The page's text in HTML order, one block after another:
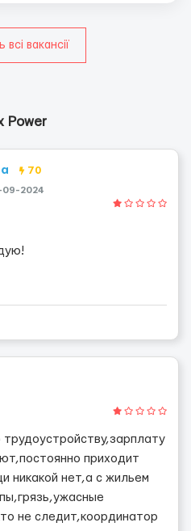
вакансії
Power
70
09-2024
приходит
никакой нет,а с жильем
не следит,координатор